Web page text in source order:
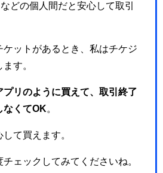
どの個人間だと安心して取引
ケットがあるとき、私はチケジ
す。
リのように買えて、取引終了
なくてOK。
て買えます。
ェックしてみてくださいね。